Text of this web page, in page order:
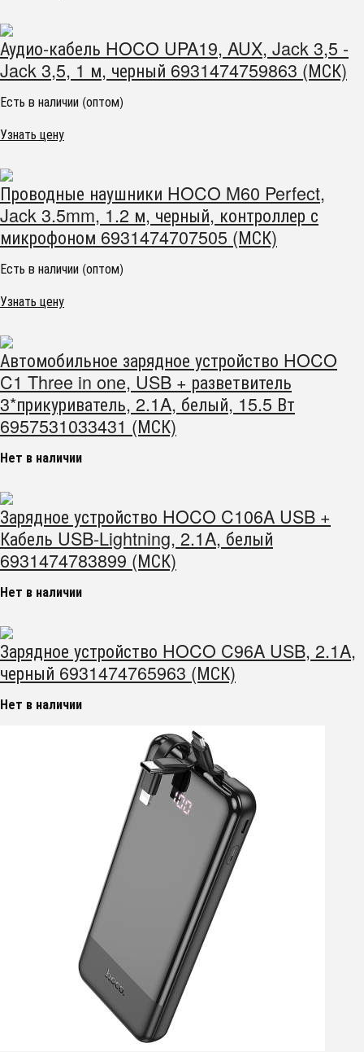
Аудио-кабель HOCO UPA19, AUX, Jack 3,5 -
Jack 3,5, 1 м, черный 6931474759863 (МСК)
Есть в наличии (оптом)
Узнать цену
Проводные наушники HOCO M60 Perfect,
Jack 3.5mm, 1.2 м, черный, контроллер с
микрофоном 6931474707505 (МСК)
Есть в наличии (оптом)
Узнать цену
Автомобильное зарядное устройство HOCO
C1 Three in one, USB + разветвитель
3*прикуриватель, 2.1A, белый, 15.5 Вт
6957531033431 (МСК)
Нет в наличии
Зарядное устройство HOCO C106A USB +
Кабель USB-Lightning, 2.1A, белый
6931474783899 (МСК)
Нет в наличии
Зарядное устройство HOCO C96A USB, 2.1A,
черный 6931474765963 (МСК)
Нет в наличии